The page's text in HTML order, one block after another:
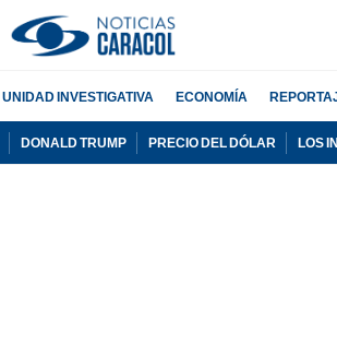
UNIDAD INVESTIGATIVA ECONOMÍA
DONALD TRUMP PRECIO DEL DÓLAR LOS